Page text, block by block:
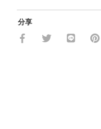
分享